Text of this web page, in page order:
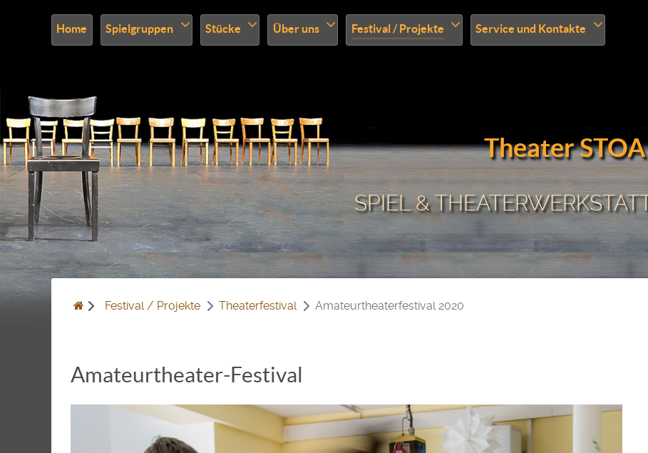
Home Spielgruppen Stücke Über uns Festival / Projekte Service und Kontakte
Theater STOA
SPIEL &
Festival / Projekte Theaterfestival Amateurtheaterfestival 2020
Amateur­­theater-Festival